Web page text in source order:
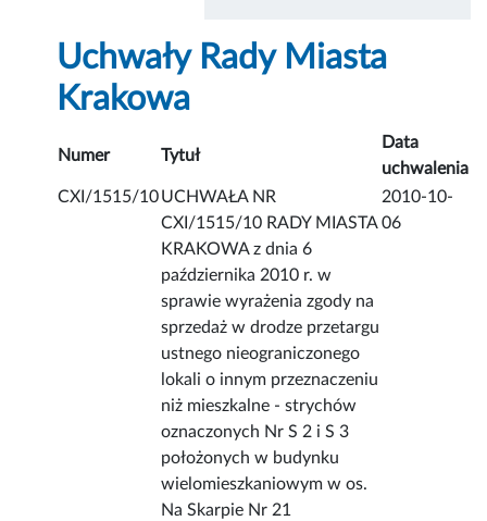
Uchwały Rady Miasta
Krakowa
Numer Tytuł
Data
uchwalenia
CXI/1515/10UCHWAŁA NR
CXI/1515/10 RADY MIASTA
KRAKOWA z dnia 6
października 2010 r. w
sprawie wyrażenia zgody na
sprzedaż w drodze przetargu
ustnego nieograniczonego
lokali o innym przeznaczeniu
niż mieszkalne - strychów
oznaczonych Nr S 2 i S 3
położonych w budynku
wielomieszkaniowym w os.
Na Skarpie Nr 21
2010-10-
06